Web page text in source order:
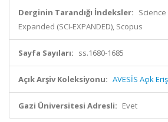
Derginin Tarandığı İndeksler:
Expanded (SCI-EXPANDED), Scopus
Sayfa Sayıları: ss.1680-1685
Açık Arşiv Koleksiyonu: AVESİS Açık
Gazi Üniversitesi Adresli: Evet